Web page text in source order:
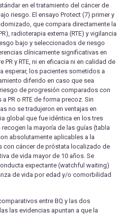
en el tratamiento del cáncer de
riesgo. El ensayo Protect (7) primer y
que compara directamente la
radioterapia externa (RTE) y vigilancia
bajo y seleccionados de riesgo
clínicamente significativas en
PR y RTE, ni en eficacia ni en calidad de
esperar, los pacientes sometidos a
diferido en caso que sea
de progresión comparados con
PR o RTE de forma precoz. Sin
no se tradujeron en ventajas en
global que fue idéntica en los tres
la mayoría de las guías (tabla
absolutamente aplicables a la
con cáncer de próstata localizado de
de vida mayor de 10 años. Se
expectante (watchful waiting)
de vida por edad y/o comorbilidad
entre BQ y las dos
las evidencias apuntan a que la